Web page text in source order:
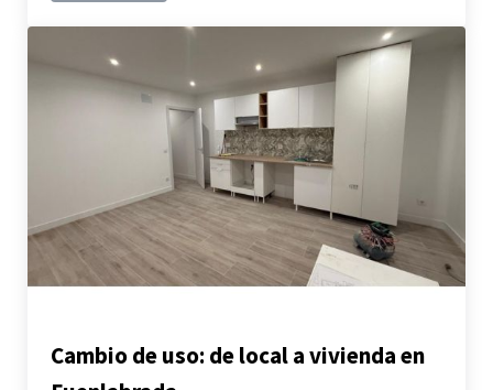
Cambio de uso: de local a vivienda en